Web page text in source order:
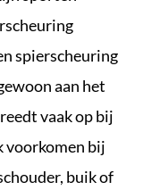
spierscheuring
aan het
vaak op bij
voorkomen bij
buik of